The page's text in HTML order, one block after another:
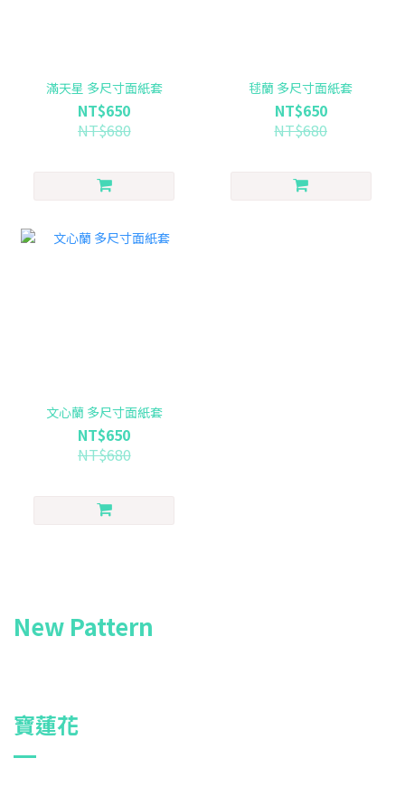
滿天星 多尺寸面紙套
NT$650
NT$680
毬蘭 多尺寸面紙套
NT$650
NT$680
文心蘭 多尺寸面紙套
NT$650
NT$680
New Pattern
寶蓮花